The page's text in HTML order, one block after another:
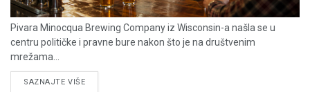
Pivara Minocqua Brewing Company iz Wisconsin-a našla se u
centru političke i pravne bure nakon što je na društvenim
mrežama...
SAZNAJTE VIŠEDETAILS